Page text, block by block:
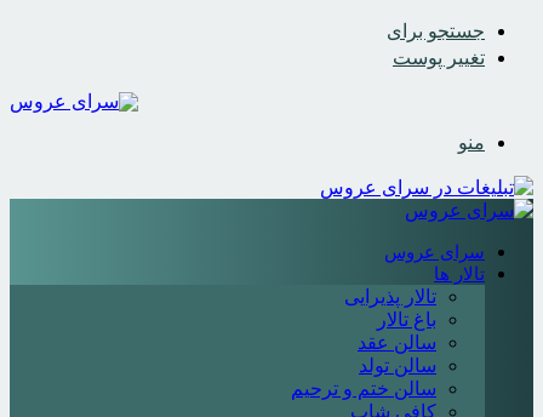
جستجو برای
تغییر پوست
منو
سرای عروس
تالار ها
تالار پذیرایی
باغ تالار
سالن عقد
سالن تولد
سالن ختم و ترحیم
کافی شاپ